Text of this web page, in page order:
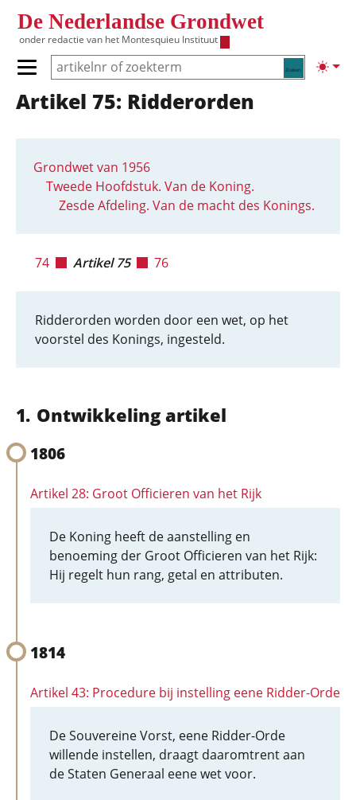
De Nederlandse Grondwet
onder redactie van het Montesquieu Instituut
Zoeken
Primair menu tonen/verbergen
Hoofdnavigatie
Artikel 75: Ridderorden
Grondwet van 1956
Tweede Hoofdstuk. Van de Koning.
Zesde Afdeling. Van de macht des Konings.
74 Artikel 75 76
Ridderorden worden door een wet, op het
voorstel des Konings, ingesteld.
Ontwikkeling artikel
1806
Artikel 28: Groot Officieren van het Rijk
De Koning heeft de aanstelling en
benoeming der Groot Officieren van het Rijk:
Hij regelt hun rang, getal en attributen.
1814
Artikel 43: Procedure bij instelling eene Ridder-Orde
De Souvereine Vorst, eene Ridder-Orde
willende instellen, draagt daaromtrent aan
de Staten Generaal eene wet voor.